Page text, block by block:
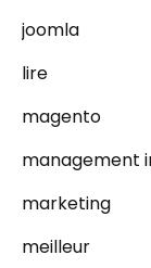
joomla
lire
magento
management
marketing
meilleur